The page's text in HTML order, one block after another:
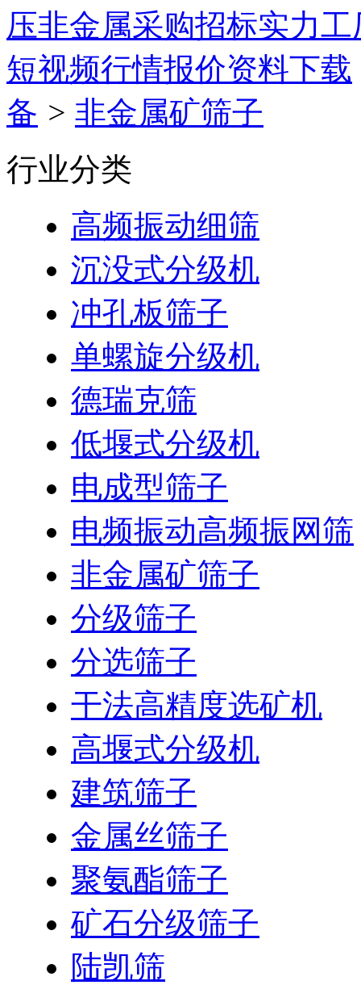
压非金属采购招标实力工
短视频行情报价资料下载
备 > 非金属矿筛子
行业分类
高频振动细筛
沉没式分级机
冲孔板筛子
单螺旋分级机
德瑞克筛
低堰式分级机
电成型筛子
电频振动高频振网筛
非金属矿筛子
分级筛子
分选筛子
干法高精度选矿机
高堰式分级机
建筑筛子
金属丝筛子
聚氨酯筛子
矿石分级筛子
陆凯筛